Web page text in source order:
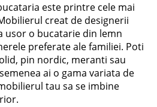
este printre cele mai
creat de designerii
o bucatarie din lemn
preferate ale familiei. Poti
pin nordic, meranti sau
ai o gama variata de
tau sa se imbine